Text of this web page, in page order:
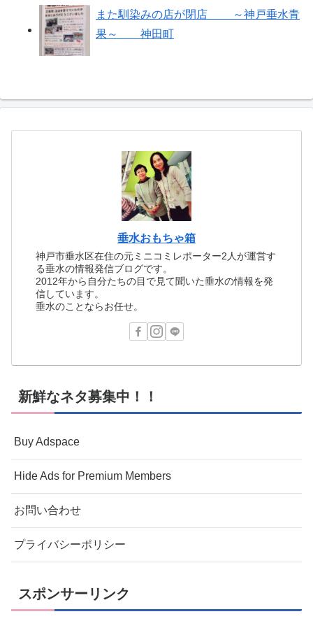
また馴染みの店が閉店 ～神戸垂水青
果～ 神田町
垂水おもちゃ箱
神戸市垂水区在住の元ミニコミレポーター2人が運営す
る垂水の情報発信ブログです。
2012年から自分たちの目で見て聞いた垂水の情報を発
信しています。
垂水のことならお任せ。
新鮮なネタ募集中！！
Buy Adspace
Hide Ads for Premium Members
お問い合わせ
プライバシーポリシー
スポンサーリンク